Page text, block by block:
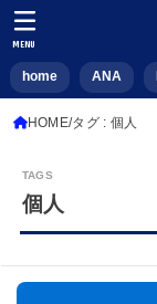
home ANA
MENU
HOME タグ : 個人
個人